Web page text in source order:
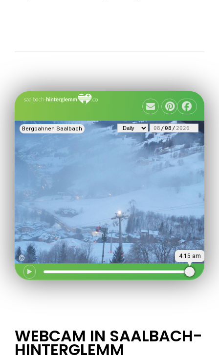
©
Bergbahnen Saalbach
4:15 am
WEBCAM IN SAALBACH-
HINTERGLEMM